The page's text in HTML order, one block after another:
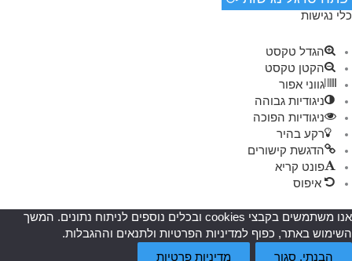
כלי נגישות
הגדל טקסט
הקטן טקסט
גווני אפור
ניגודיות גבוהה
ניגודיות הפוכה
רקע בהיר
הדגשת קישורים
פונט קריא
איפוס
אנו משתמשים בקבצי cookies ובכלים נוספים לניתוח נתונים. המשך
השימוש באתר, כפוף למדיניות הפרטיות ולתנאים וההגבלות.
הבנתי, סגור
מדיניות פרטיות